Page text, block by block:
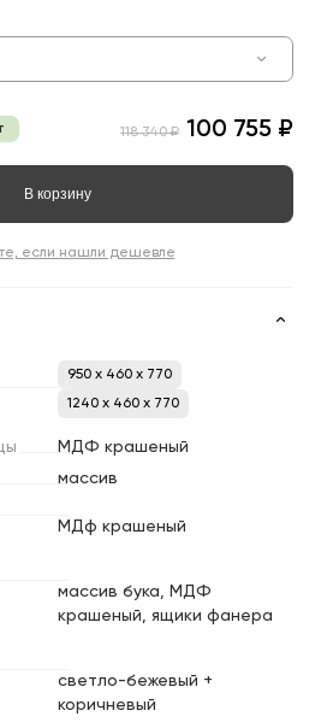
118 340 ₽ 100 755 ₽
В корзину
если нашли дешевле
950 x 460 x 770
1240 x 460 x 770
МДФ крашеный
массив
МДф крашеный
массив бука, МДФ
крашеный, ящики фанера
светло-бежевый +
коричневый